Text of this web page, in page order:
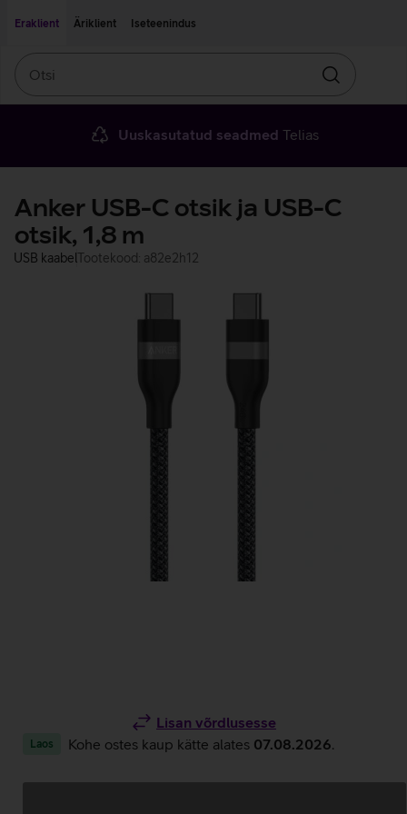
Eraklient
Äriklient Iseteenindus
Otsin
Uuskasutatud seadmed Telias
Anker USB-C otsik ja USB-C
otsik, 1,8 m
USB kaabel Tootekood: a82e2h12
Lisan võrdlusesse
Laos Kohe ostes kaup kätte alates 07.08.2026